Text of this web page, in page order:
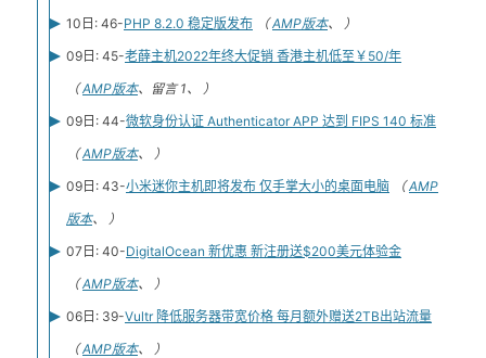
10日: 46-PHP 8.2.0 稳定版发布 （AMP版本、 ）
09日: 45-老薛主机2022年终大促销 香港主机低至￥50/年
（AMP版本、留言 1、 ）
09日: 44-微软身份认证 Authenticator APP 达到 FIPS 140 标准
（AMP版本、 ）
09日: 43-小米迷你主机即将发布 仅手掌大小的桌面电脑 （AMP
版本、 ）
07日: 40-DigitalOcean 新优惠 新注册送$200美元体验金
（AMP版本、 ）
06日: 39-Vultr 降低服务器带宽价格 每月额外赠送2TB出站流量
（AMP版本、 ）